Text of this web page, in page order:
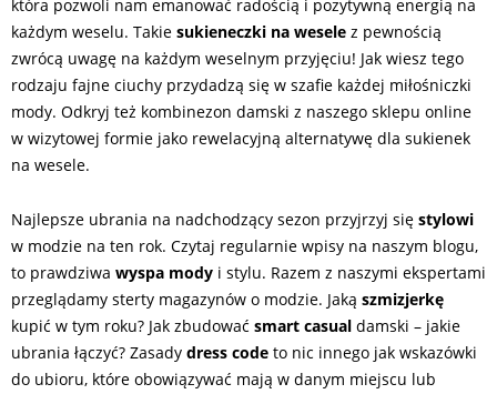
która pozwoli nam emanować radością i pozytywną energią na
każdym weselu. Takie sukieneczki na wesele z pewnością
zwrócą uwagę na każdym weselnym przyjęciu! Jak wiesz tego
rodzaju fajne ciuchy przydadzą się w szafie każdej miłośniczki
mody. Odkryj też kombinezon damski z naszego sklepu online
w wizytowej formie jako rewelacyjną alternatywę dla sukienek
na wesele.
Najlepsze ubrania na nadchodzący sezon przyjrzyj się stylowi
w modzie na ten rok. Czytaj regularnie wpisy na naszym blogu,
to prawdziwa wyspa mody i stylu. Razem z naszymi ekspertami
przeglądamy sterty magazynów o modzie. Jaką szmizjerkę
kupić w tym roku? Jak zbudować smart casual damski – jakie
ubrania łączyć? Zasady dress code to nic innego jak wskazówki
do ubioru, które obowiązywać mają w danym miejscu lub